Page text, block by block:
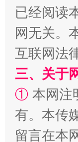
“蜀中异人
已经阅读
网无关。
互联网法
三、关于
① 本网注
有。本传
留言在本